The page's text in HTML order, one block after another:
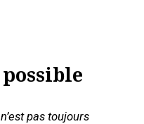
possible
pas toujours